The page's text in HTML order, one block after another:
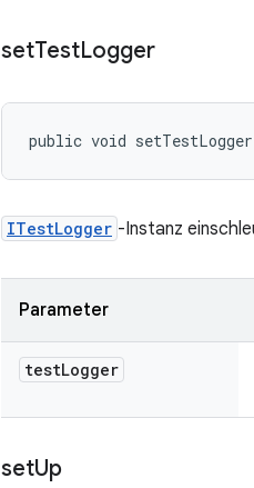
setTestLogger
public void
ITestLogger -Instanz
Parameter
testLogger
setUp